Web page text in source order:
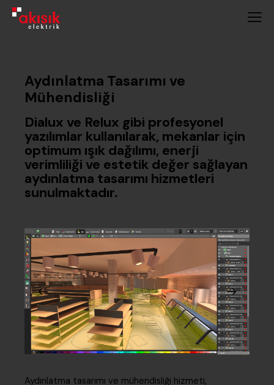
Aydınlatma Tasarımı ve
Mühendisliği
Dialux ve Relux gibi profesyonel
yazılımlar kullanılarak, mekanlar için
optimum ışık dağılımı, enerji
verimliliği ve estetik değer sağlayan
aydınlatma tasarımı hizmetleri
sunulmaktadır.
Aydınlatma tasarımı ve mühendisliği hizmeti,